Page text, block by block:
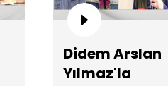
Gizem'den haber alınamıyor!
Didem Arslan
Yılmaz'la